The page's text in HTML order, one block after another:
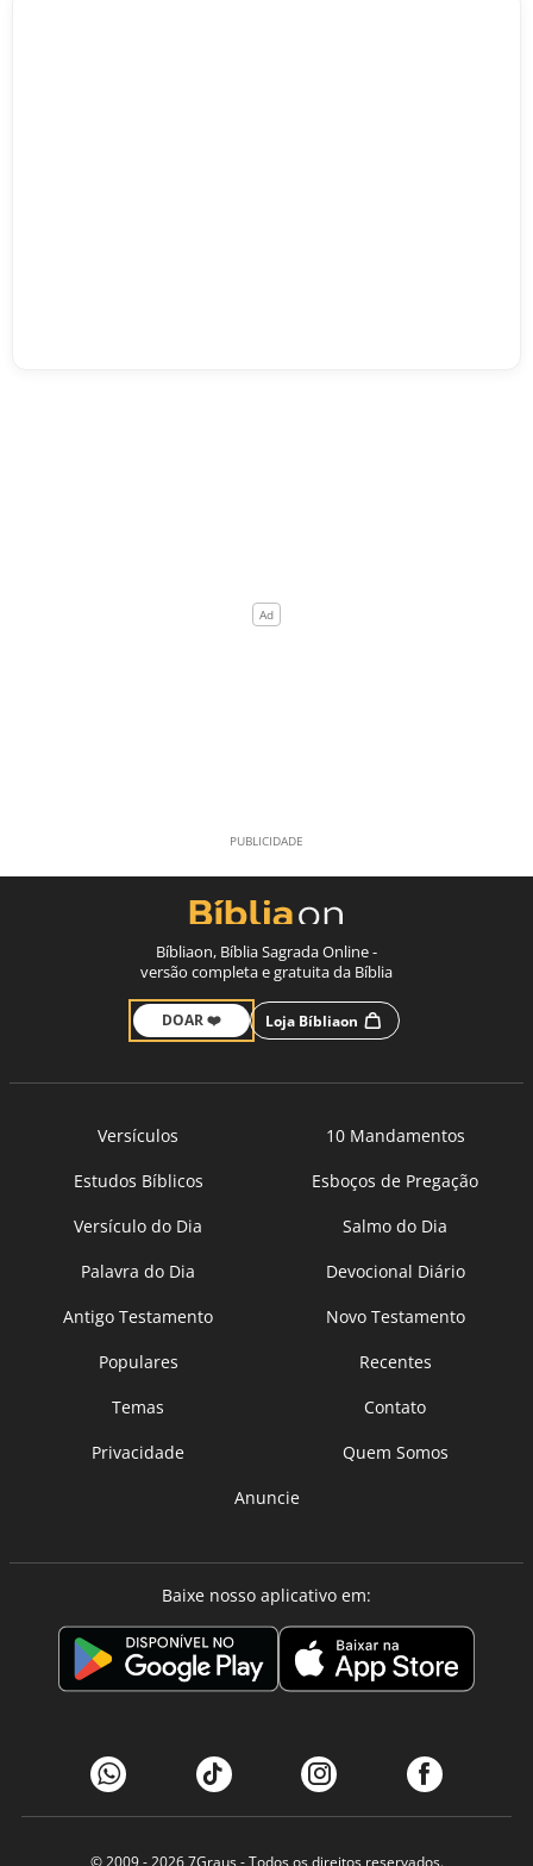
Bíbliaon, Bíblia Sagrada Online -
versão completa e gratuita da Bíblia
DOAR ❤️ Loja Bíbliaon
Versículos
10 Mandamentos
Estudos Bíblicos
Esboços de Pregação
Versículo do Dia
Salmo do Dia
Palavra do Dia
Devocional Diário
Antigo Testamento
Novo Testamento
Populares
Recentes
Temas
Contato
Privacidade
Quem Somos
Anuncie
Baixe nosso aplicativo em:
© 2009 - 20267Graus- Todos os direitos reservados.